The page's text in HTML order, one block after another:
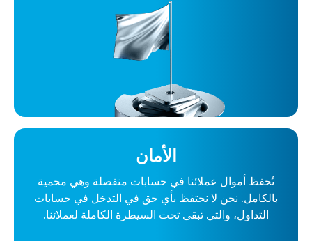
الأمان
تُحفظ أموال عملائنا في حسابات منفصلة وهي محمية
بالكامل. نحن لا نحتفظ بأي حق في التدخل في حسابات
التداول، والتي تبقى تحت السيطرة الكاملة لعملائنا.